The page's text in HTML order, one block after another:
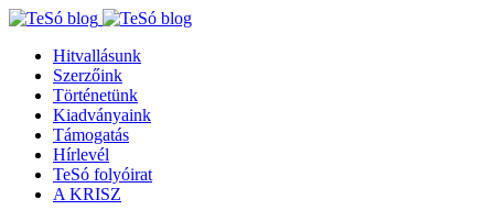
Hitvallásunk
Szerzőink
Történetünk
Kiadványaink
Támogatás
Hírlevél
TeSó folyóirat
A KRISZ